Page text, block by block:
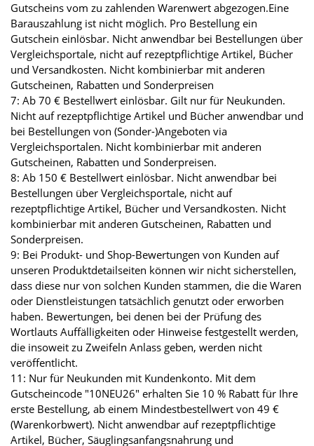
Gutscheins vom zu zahlenden Warenwert abgezogen.Eine
Barauszahlung ist nicht möglich. Pro Bestellung ein
Gutschein einlösbar. Nicht anwendbar bei Bestellungen über
Vergleichsportale, nicht auf rezeptpflichtige Artikel, Bücher
und Versandkosten. Nicht kombinierbar mit anderen
Gutscheinen, Rabatten und Sonderpreisen
7: Ab 70 € Bestellwert einlösbar. Gilt nur für Neukunden.
Nicht auf rezeptpflichtige Artikel und Bücher anwendbar und
bei Bestellungen von (Sonder-)Angeboten via
Vergleichsportalen. Nicht kombinierbar mit anderen
Gutscheinen, Rabatten und Sonderpreisen.
8: Ab 150 € Bestellwert einlösbar. Nicht anwendbar bei
Bestellungen über Vergleichsportale, nicht auf
rezeptpflichtige Artikel, Bücher und Versandkosten. Nicht
kombinierbar mit anderen Gutscheinen, Rabatten und
Sonderpreisen.
9: Bei Produkt- und Shop-Bewertungen von Kunden auf
unseren Produktdetailseiten können wir nicht sicherstellen,
dass diese nur von solchen Kunden stammen, die die Waren
oder Dienstleistungen tatsächlich genutzt oder erworben
haben. Bewertungen, bei denen bei der Prüfung des
Wortlauts Auffälligkeiten oder Hinweise festgestellt werden,
die insoweit zu Zweifeln Anlass geben, werden nicht
veröffentlicht.
11: Nur für Neukunden mit Kundenkonto. Mit dem
Gutscheincode "10NEU26" erhalten Sie 10 % Rabatt für Ihre
erste Bestellung, ab einem Mindestbestellwert von 49 €
(Warenkorbwert). Nicht anwendbar auf rezeptpflichtige
Artikel, Bücher, Säuglingsanfangsnahrung und